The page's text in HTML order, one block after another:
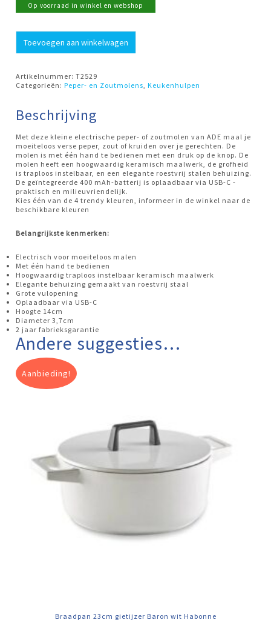
Op voorraad in winkel en webshop
MINI
Electrisch
aantal
Toevoegen aan winkelwagen
Artikelnummer:T2529
Categorieën:Peper- en Zoutmolens ,Keukenhulpen
Beschrijving
Met deze kleine electrische peper- of zoutmolen van ADE maal je
moeiteloos verse peper, zout of kruiden over je gerechten. De
molen is met één hand te bedienen met een druk op de knop. De
molen heeft een hoogwaardig keramisch maalwerk, de grofheid
is traploos instelbaar, en een elegante roestvrij stalen behuizing.
De geïntegreerde 400 mAh-batterij is oplaadbaar via USB-C -
praktisch en milieuvriendelijk.
Kies één van de 4 trendy kleuren, informeer in de winkel naar de
beschikbare kleuren
Belangrijkste kenmerken:
Electrisch voor moeiteloos malen
Met één hand te bedienen
Hoogwaardig traploos instelbaar keramisch maalwerk
Elegante behuizing gemaakt van roestvrij staal
Grote vulopening
Oplaadbaar via USB-C
Hoogte 14cm
Diameter 3,7cm
2 jaar fabrieksgarantie
Andere suggesties…
Aanbieding!
Braadpan 23cm gietijzer Baron wit Habonne